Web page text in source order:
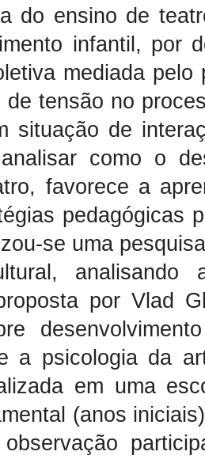
do ensino de
infantil, por
mediada
de tensão no
situação de
como o
favorece a
pedagógicas
se uma
por Vlad
a psicologia da
em uma
(anos
observação